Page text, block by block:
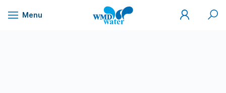
Naar
Menu
WMD
Drinkwater
Mijn
WMD
Zoek